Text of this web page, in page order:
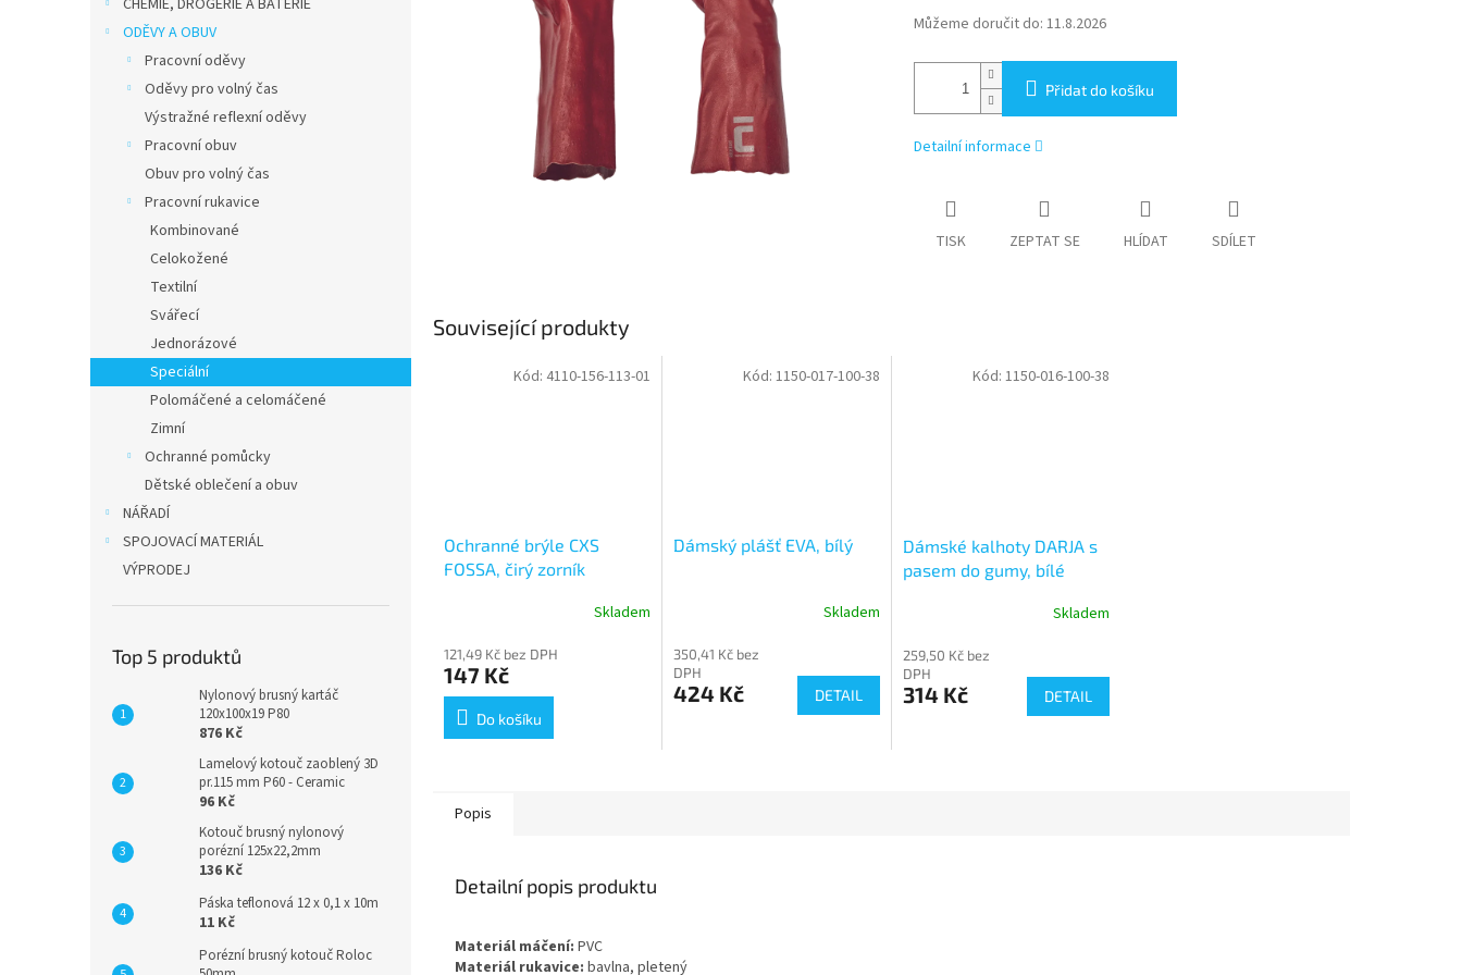
ODĚVY A OBUV
Pracovní oděvy
Oděvy pro volný čas
Výstražné reflexní oděvy
Pracovní obuv
Obuv pro volný čas
Pracovní rukavice
Kombinované
Celokožené
Textilní
Svářecí
Jednorázové
Speciální
Polomáčené a celomáčené
Zimní
Ochranné pomůcky
Dětské oblečení a obuv
NÁŘADÍ
SPOJOVACÍ MATERIÁL
VÝPRODEJ
Top 5 produktů
Nylonový brusný kartáč
120x100x19 P80
876 Kč
Lamelový kotouč zaoblený 3D
pr.115 mm P60 - Ceramic
96 Kč
Kotouč brusný nylonový
porézní 125x22,2mm
136 Kč
Páska teflonová 12 x 0,1 x 10m
11 Kč
Porézní brusný kotouč Roloc
Můžeme doručit do: 11.8.2026
Přidat do košíku
Detailní informace
TISK ZEPTAT SE HLÍDAT SDÍLET
Související produkty
Ochranné brýle CXS
FOSSA, čirý zorník
Skladem
121,49 Kč bez DPH
147 Kč
Do košíku
Kód: 4110-156-113-01
Dámský plášť EVA, bílý
Skladem
350,41 Kč bez
DPH
424 Kč DETAIL
Kód: 1150-017-100-38
Dámské kalhoty DARJA s
pasem do gumy, bílé
Skladem
259,50 Kč bez
DPH
314 Kč DETAIL
Kód:1150-016-100-38
Popis
Detailní popis produktu
Materiál máčení: PVC
Materiál rukavice: bavlna, pletený